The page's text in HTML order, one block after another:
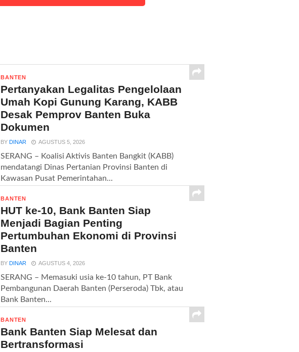
BANTEN
Pertanyakan Legalitas Pengelolaan
Umah Kopi Gunung Karang, KABB
Desak Pemprov Banten Buka
Dokumen
BYDINAR AGUSTUS 5, 2026
SERANG – Koalisi Aktivis Banten Bangkit (KABB)
mendatangi Dinas Pertanian Provinsi Banten di
Kawasan Pusat Pemerintahan...
BANTEN
HUT ke-10, Bank Banten Siap
Menjadi Bagian Penting
Pertumbuhan Ekonomi di Provinsi
Banten
BYDINAR AGUSTUS 4, 2026
SERANG – Memasuki usia ke-10 tahun, PT Bank
Pembangunan Daerah Banten (Perseroda) Tbk, atau
Bank Banten...
BANTEN
Bank Banten Siap Melesat dan
Bertransformasi